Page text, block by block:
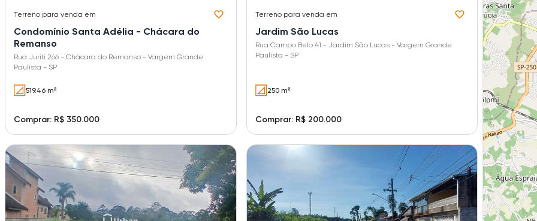
Terreno para venda em
Condomínio Santa Adélia - Chácara do
Remanso
Rua Juriti 266 - Chácara do Remanso - Vargem Grande
Paulista - SP
519.46 m²
Comprar: R$ 350.000
Terreno para venda em
Jardim São Lucas
Rua Campo Belo 41 - Jardim São Lucas - Vargem Grande
Paulista - SP
250 m²
Comprar: R$ 200.000